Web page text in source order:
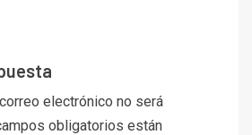
electrónico no será
obligatorios están